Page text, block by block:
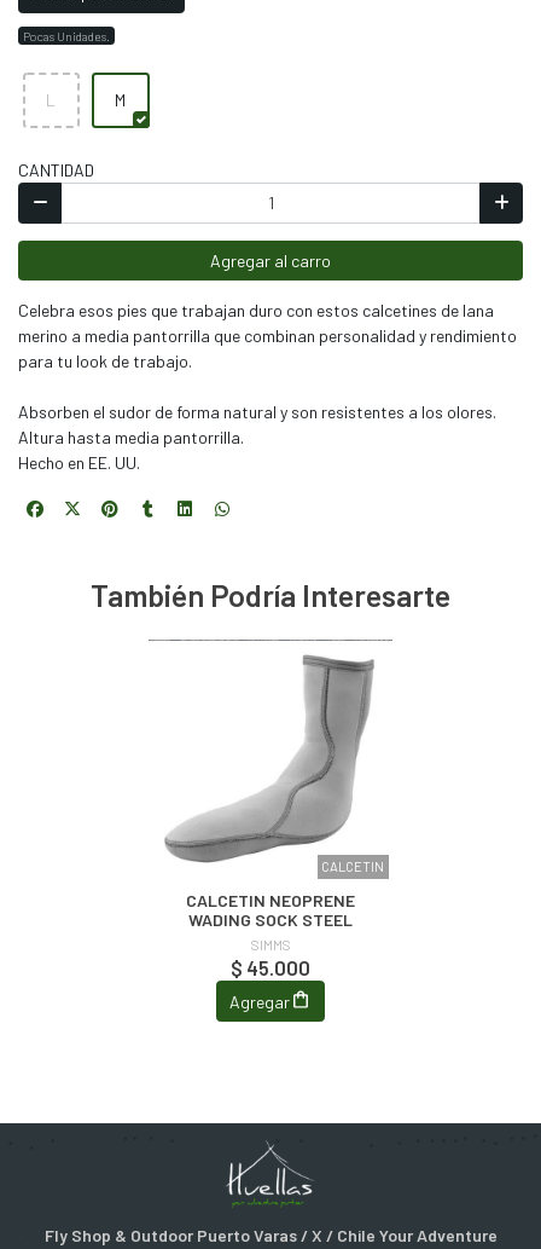
Pocas Unidades.
L M
CANTIDAD
Agregar al carro
Celebra esos pies que trabajan duro con estos calcetines de lana
merino a media pantorrilla que combinan personalidad y rendimiento
para tu look de trabajo.
Absorben el sudor de forma natural y son resistentes a los olores.
Altura hasta media pantorrilla.
Hecho en EE. UU.
También Podría Interesarte
CALCETIN
CALCETIN NEOPRENE
WADING SOCK STEEL
SIMMS
$ 45.000
Agregar
Fly Shop & Outdoor Puerto Varas / X / Chile Your Adventure